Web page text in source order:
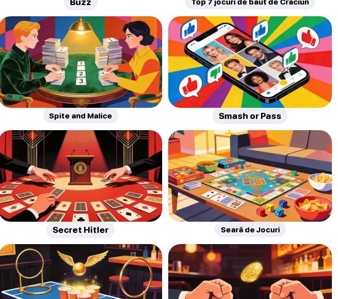
Buzz
Spite and Malice Smash or Pass
Secret Hitler Seară de Jocuri